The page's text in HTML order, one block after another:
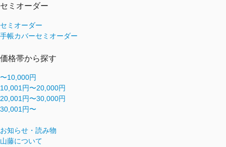
セミオーダー
セミオーダー
手帳カバーセミオーダー
価格帯から探す
〜10,000円
10,001円〜20,000円
20,001円〜30,000円
30,001円〜
お知らせ・読み物
山藤について